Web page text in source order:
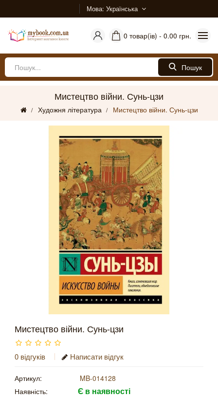
Мова Українська
0 товар(ів) - 0.00 грн.
Пошук
Мистецтво війни. Сунь-цзи
Художня література Мистецтво війни. Сунь-цзи
Мистецтво війни. Сунь-цзи
0 відгуків Написати відгук
Артикул:
MB-014128
Наявність:
Є в наявності